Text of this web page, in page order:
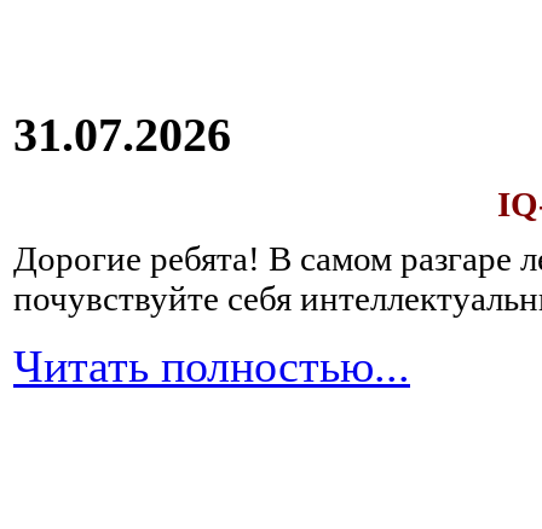
31.07.2026
Дорогие ребята! В самом разгаре
почувствуйте себя
Читать полностью...